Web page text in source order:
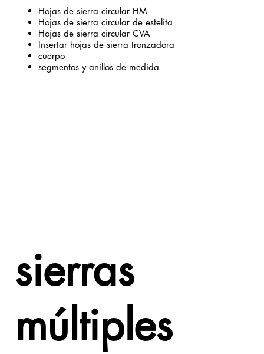
Hojas de sierra circular HM
Hojas de sierra circular de estelita
Hojas de sierra circular CVA
Insertar hojas de sierra tronzadora
cuerpo
segmentos y anillos de medida
sierras
múltiples